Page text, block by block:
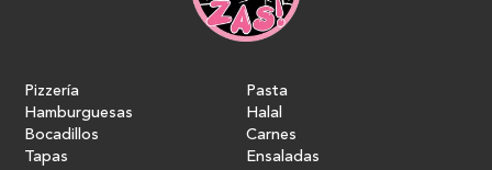
Pizzería
Hamburguesas
Bocadillos
Tapas
Pasta
Halal
Carnes
Ensaladas